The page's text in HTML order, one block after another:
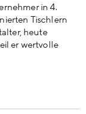
in 4.
Tischlern
heute
er wertvolle